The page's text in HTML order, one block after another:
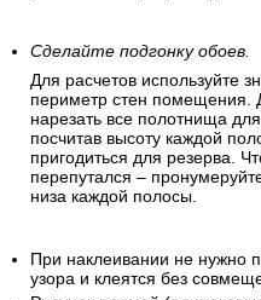
Сделайте подгонку обоев.
Для расчетов используйте
периметр стен помещения.
нарезать все полотнища
посчитав высоту каждой
пригодиться для резерва.
перепутался –
низа каждой полосы.
При наклеивании не нужно
узора и клеятся без